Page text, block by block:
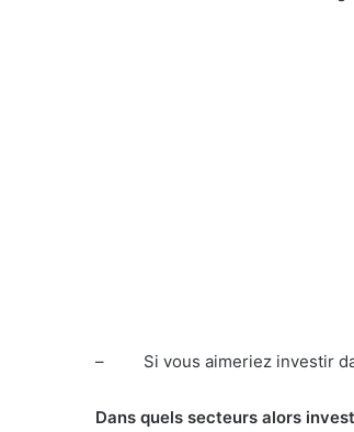
– Si vous aimeriez investir
Dans quels secteurs alors